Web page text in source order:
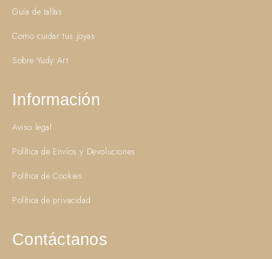
Guía de tallas
Como cuidar tus joyas
Sobre Yudy Art
Información
Aviso legal
Política de Envíos y Devoluciones
Política de Cookies
Política de privacidad
Contáctanos